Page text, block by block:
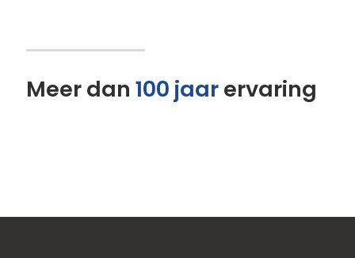
Meer dan 100 jaarervaring